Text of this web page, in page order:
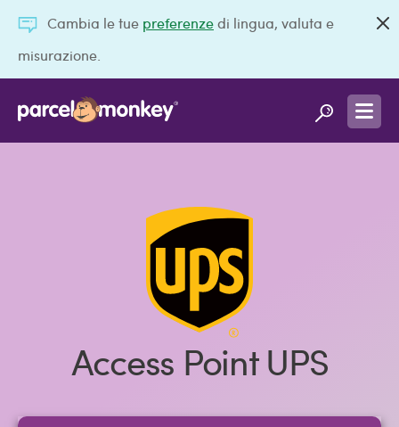
Cambia le tue preferenzedi lingua, valuta e
misurazione.
Access Point UPS